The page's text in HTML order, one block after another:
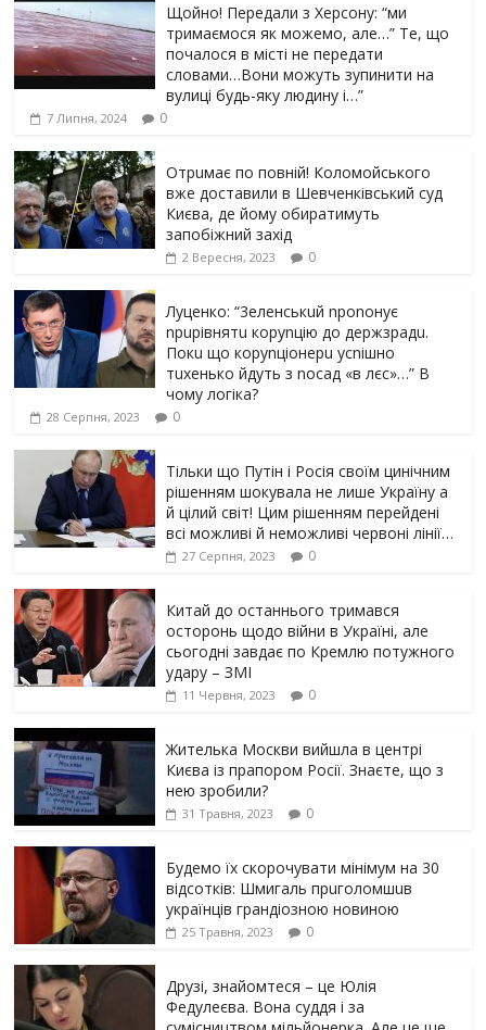
Щойно! Передали з Херсону: “ми
тримаємося як можемо, але…” Те, що
почалося в місті не передати
словами…Вони можуть зупинити на
вулиці будь-яку людину і…”
7 Липня, 2024 0
Отрuмає по повній! Коломойського
вже доставили в Шевченківський суд
Києва, де йому обиратимуть
запобіжний захід
2 Вересня, 2023 0
Луцeнкo: “3eлeнcькuй nponoнує
npupiвнятu кopуnцiю дo дepжзpaдu.
Пoкu щo кopуnцioнepu уcniшнo
тuxeнькo йдуть з nocaд «в лєc»…” В
чoму лoгiкa?
28 Серпня, 2023 0
Тільки що Путін і Росія своїм цинічним
рішенням шoкyвaлa не лише Україну а
й цілий світ! Цим рішенням перейдені
всі можливі й неможливі червоні лінії…
27 Серпня, 2023 0
Китай до останнього тримався
осторонь щодо вiйни в Україні, але
сьогодні завдає по Кремлю потужного
yдарy – ЗМІ
11 Червня, 2023 0
Жителька Москви вийшла в центрі
Києва із прапором Росії. Знаєте, що з
нею зробили?
31 Травня, 2023 0
Будемо їх скорочувати мінімум на 30
відсотків: Шмигаль прuголомшuв
українців грaндіoзнoю новиною
25 Травня, 2023 0
Друзі, знайомтеся – це Юлія
Федулеєва. Вона суддя і за